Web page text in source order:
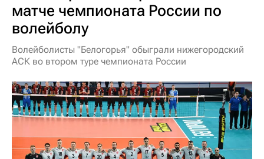
матче чемпионата России по
волейболу
Волейболисты "Белогорья" обыграли нижегородский
АСК во втором туре чемпионата России